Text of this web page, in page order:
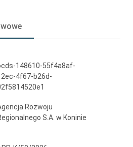
148610-55f4a8af-
4f67-b26d-
Rozwoju
S.A. w Koninie